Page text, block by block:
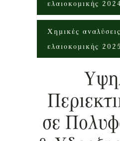
ελαιοκομικής
Xημικές αναλύσεις
ελαιοκομικής
σε